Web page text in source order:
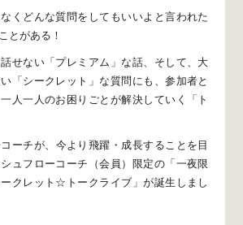
くどんな質問をしてもいいよと言われた
とがある！
せない「プレミアム」な話、 そして、 大
「シークレット」な質問にも、参加者と
一人一人のお困りごとが解決していく「ト
ーチが、 今より飛躍・成長することを目
ュフローコーチ（会員）限定の 「一夜限
クレット☆トークライブ」が誕生しまし